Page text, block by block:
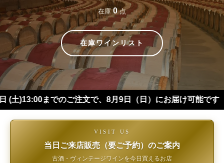
在庫0点
在庫ワインリスト
注文で、8月9日（日）にお届け可能です（※四国・中
VISIT US
当日ご来店販売（要ご予約）のご案内
古酒・ヴィンテージワインを今日買えるお店